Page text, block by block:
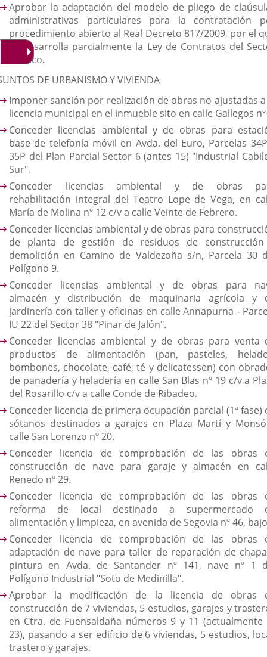
Aprobar la adaptación del modelo de pliego de
administrativas particulares para la contratación
procedimiento abierto al Real Decreto 817/2009, por el
se desarrolla parcialmente la Ley de Contratos del
Público.
DE URBANISMO Y VIVIENDA
Imponer sanción por realización de obras no ajustadas
licencia municipal en el inmueble sito en calle Gallegos
Conceder licencias ambiental y de obras para
base de telefonía móvil en Avda. del Euro, Parcelas
35P del Plan Parcial Sector 6 (antes 15) "Industrial
Sur".
Conceder licencias ambiental y de obras
rehabilitación integral del Teatro Lope de Vega, en
María de Molina nº 12 c/v a calle Veinte de Febrero.
Conceder licencias ambiental y de obras para
de planta de gestión de residuos de
demolición en Camino de Valdezoña s/n, Parcela 30
Polígono 9.
Conceder licencias ambiental y de obras para
almacén y distribución de maquinaria agrícola y
jardinería con taller y oficinas en calle Annapurna -
IU 22 del Sector 38 "Pinar de Jalón".
Conceder licencias ambiental y de obras para venta
productos de alimentación (pan, pasteles,
bombones, chocolate, café, té y delicatessen) con
de panadería y heladería en calle San Blas nº 19 c/v a
del Rosarillo c/v a calle Conde de Ribadeo.
Conceder licencia de primera ocupación parcial (1ª fase)
sótanos destinados a garajes en Plaza Martí y
calle San Lorenzo nº 20.
Conceder licencia de comprobación de las obras
construcción de nave para garaje y almacén en
Renedo nº 29.
Conceder licencia de comprobación de las obras
reforma de local destinado a supermercado
alimentación y limpieza, en avenida de Segovia nº 46,
Conceder licencia de comprobación de las obras
adaptación de nave para taller de reparación de
pintura en Avda. de Santander nº 141, nave nº 1
Polígono Industrial "Soto de Medinilla".
Aprobar la modificación de la licencia de obras
construcción de 7 viviendas, 5 estudios, garajes y
en Ctra. de Fuensaldaña números 9 y 11 (actualmente
23), pasando a ser edificio de 6 viviendas, 5 estudios,
trastero y garajes.